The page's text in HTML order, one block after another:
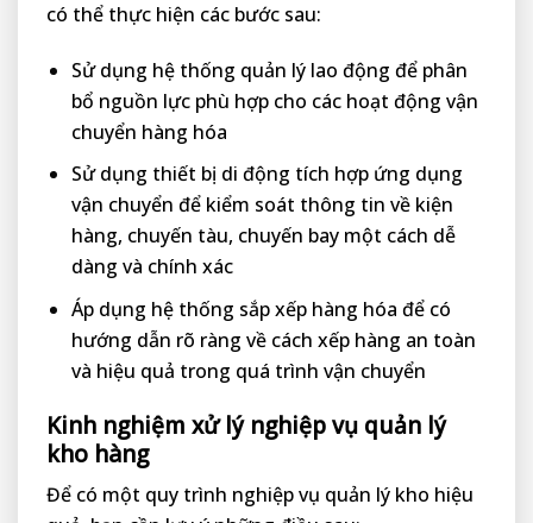
có thể thực hiện các bước sau:
Sử dụng hệ thống quản lý lao động để phân
bổ nguồn lực phù hợp cho các hoạt động vận
chuyển hàng hóa
Sử dụng thiết bị di động tích hợp ứng dụng
vận chuyển để kiểm soát thông tin về kiện
hàng, chuyến tàu, chuyến bay một cách dễ
dàng và chính xác
Áp dụng hệ thống sắp xếp hàng hóa để có
hướng dẫn rõ ràng về cách xếp hàng an toàn
và hiệu quả trong quá trình vận chuyển
Kinh nghiệm xử lý nghiệp vụ quản lý
kho hàng
Để có một quy trình nghiệp vụ quản lý kho hiệu